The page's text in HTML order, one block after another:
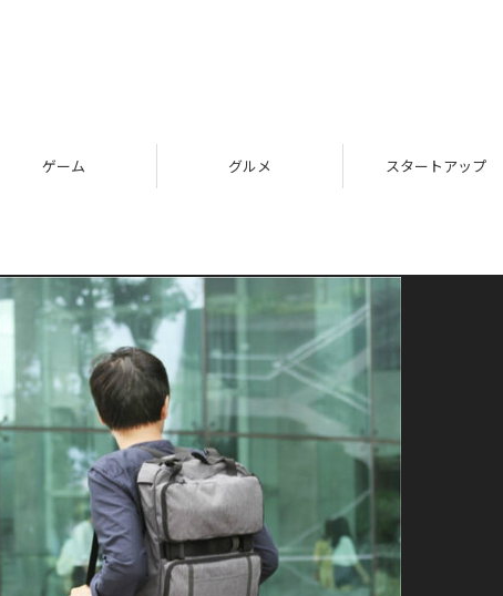
ゲーム グルメ スタートアップ